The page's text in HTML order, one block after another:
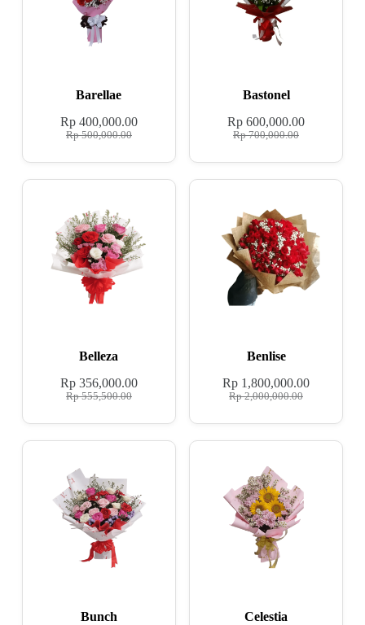
Barellae
Rp500,000.00
Rp400,000.00
Bastonel
Rp700,000.00
Rp 600,000.00
Belleza
Rp555,500.00
Rp356,000.00
Benlise
Rp2,000,000.00
Rp 1,800,000.00
Bunch Celestia